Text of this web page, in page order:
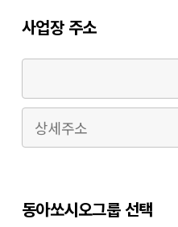
사업장 주소
동아쏘시오그룹 선택